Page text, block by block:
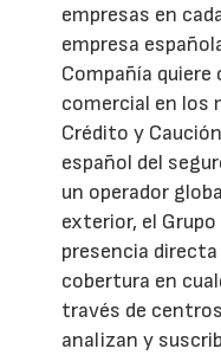
empresas en
empresa
Compañía quiere
comercial en los
Crédito y
español del
un operador
exterior, el
presencia
cobertura en
través de
analizan y